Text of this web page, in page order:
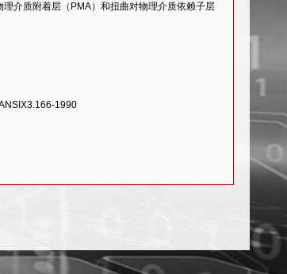
介质附着层（PMA）和扭曲对物理介质依赖子层
1990